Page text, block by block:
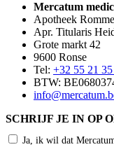
Mercatum
Apotheek
Apr. Titularis
Grote markt 42
9600 Ronse
Tel: +32 55 21
BTW:
SCHRIJF JE IN OP
Ja, ik wil dat